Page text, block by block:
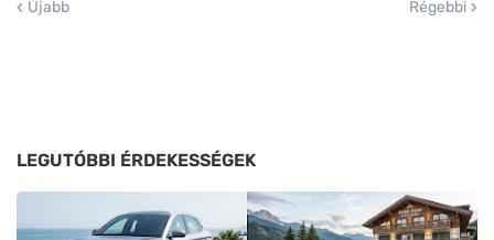
Újabb Régebbi
LEGUTÓBBI ÉRDEKESSÉGEK